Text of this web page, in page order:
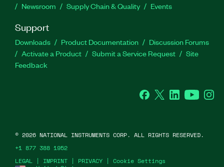
Newsroom
Supply Chain & Quality Events
Support
Downloads Product Documentation
Discussion Forums
Activate a Product
Submit a Service Request
Site
Feedback
Facebook
Twitter LinkedInYouTube
LEGAL | IMPRINT | PRIVACY | Cookie Settings
© 2026 NATIONAL INSTRUMENTS CORP. ALL RIGHTS RESERVED.
+1 877 388 1952